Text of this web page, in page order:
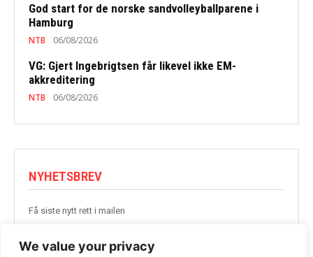
We value your privacy
God start for de norske sandvolleyballparene i
Hamburg
NTB 06/08/2026
VG: Gjert Ingebrigtsen får likevel ikke EM-
akkreditering
NTB 06/08/2026
NYHETSBREV
Få siste nytt rett i mailen